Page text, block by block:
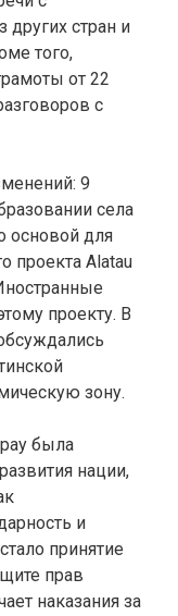
стран и
того,
от 22
с
9
села
основой для
проекта Alatau
проекту. В
зону.
была
нации,
и
принятие
прав
наказания за